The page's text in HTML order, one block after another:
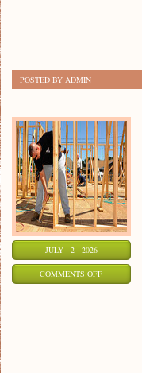
POSTED BY ADMIN
JULY - 2 - 2026
COMMENTS OFFON